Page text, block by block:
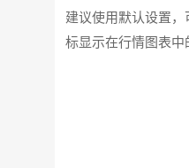
建议使用默认设置
标显示在行情图表中